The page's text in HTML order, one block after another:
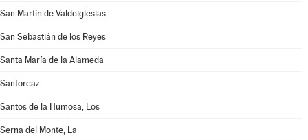
San Martín de Valdeiglesias
San Sebastián de los Reyes
Santa María de la Alameda
Santorcaz
Santos de la Humosa, Los
Serna del Monte, La